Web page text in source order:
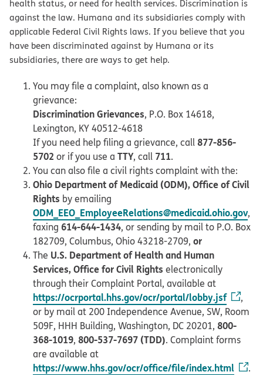
health status, or need for health services. Discrimination is
against the law. Humana and its subsidiaries comply with
applicable Federal Civil Rights laws. If you believe that you
have been discriminated against by Humana or its
subsidiaries, there are ways to get help.
You may file a complaint, also known as a
grievance:
Discrimination Grievances, P.O. Box 14618,
Lexington, KY 40512-4618
If you need help filing a grievance, call877-856-
5702 or if you use a TTY, call 711.
You can also file a civil rights complaint with the:
Ohio Department of Medicaid (ODM), Office of Civil
Rights by emailing
ODM_EEO_EmployeeRelations@medicaid.ohio.gov,
faxing 614-644-1434, or sending by mail to P.O. Box
182709, Columbus, Ohio 43218-2709, or
The U.S. Department of Health and Human
Services, Office for Civil Rights electronically
through their Complaint Portal, available at
https://ocrportal.hhs.gov/ocr/portal/lobby.jsf
,
or by mail at 200 Independence Avenue, SW, Room
509F, HHH Building, Washington, DC 20201, 800-
368-1019, 800-537-7697 (TDD). Complaint forms
are available at
https://www.hhs.gov/ocr/office/file/index.html .